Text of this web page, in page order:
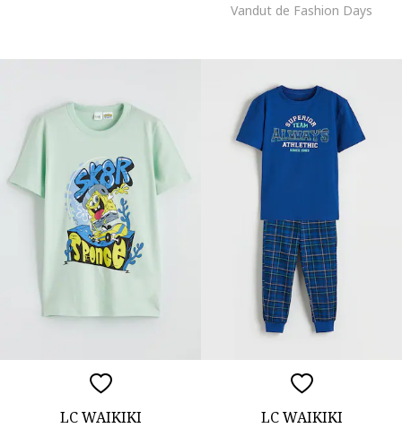
Vandut de Fashion Days
LC WAIKIKI LC WAIKIKI